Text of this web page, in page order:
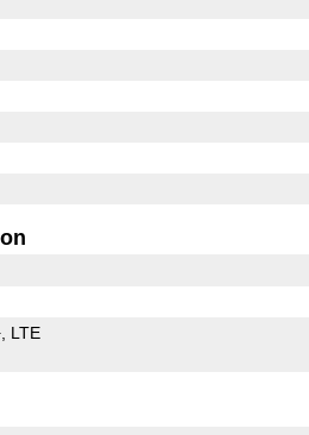
LTE